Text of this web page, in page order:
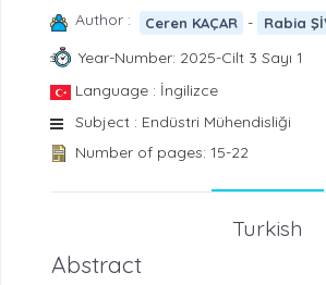
Author : Ceren KAÇAR - Rabia
Year-Number: 2025-Cilt 3 Sayı 1
Language : İngilizce
Subject : Endüstri Mühendisliği
Number of pages: 15-22
Turkish
Abstract